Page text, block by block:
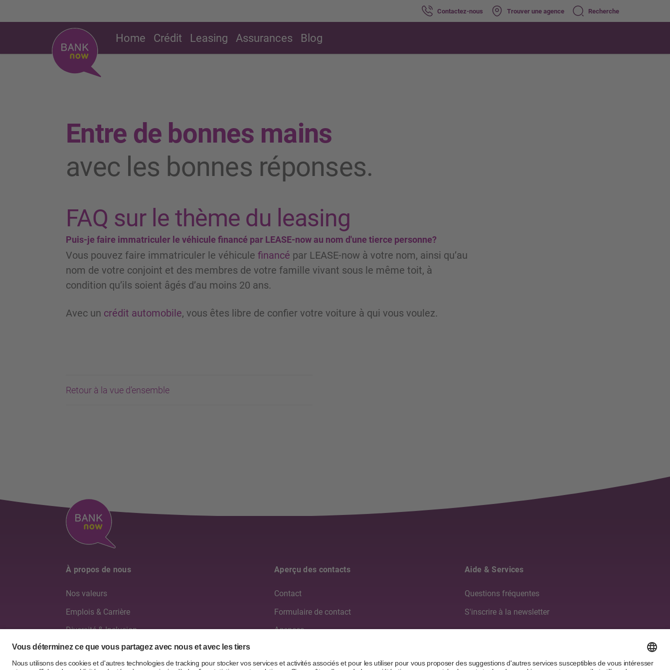
Contactez-nous Trouver une agence Recherche
Home Crédit Leasing Assurances Blog
Entre de bonnes mains
avec les bonnes réponses.
FAQ sur le thème du leasing
Puis-je faire immatriculer le véhicule financé par LEASE-now au nom d'une tierce personne?
Vous pouvez faire immatriculer le véhicule financé par LEASE-now à votre nom, ainsi qu’au
nom de votre conjoint et des membres de votre famille vivant sous le même toit, à
condition qu’ils soient âgés d’au moins 20 ans.
Avec un crédit automobile, vous êtes libre de confier votre voiture à qui vous voulez.
Retour à la vue d’ensemble
À propos de nous
Nos valeurs
Emplois & Carrière
Diversité & Inclusion
Conseil d'administration & Direction générale
Rapports annuels
Aperçu des contacts
Contact
Formulaire de contact
Agences
Partenaires
Aide & Services
Questions fréquentes
S'inscrire à la newsletter